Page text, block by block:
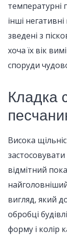
температурні
інші
зведені з
хоча їх вік
споруди
Кладка
Висока
відмітний
вигляд, який
обробці
форму і колір